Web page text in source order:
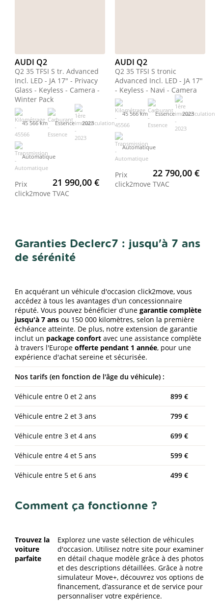
AUDI Q2
Q2 35 TFSI S tr. Advanced
Incl. LED - JA 17" - Privacy
Glass - Keyless - Camera -
Winter Pack
45 566 km Essence 2023
Automatique
Prix
click2move
21 990,00 €
TVAC
AUDI Q2
Q2 35 TFSI S tronic
Advanced Incl. LED - JA 17"
- Keyless - Navi - Camera
45 566 km Essence 2023
Automatique
Prix
click2move
22 790,00 €
TVAC
Garanties Declerc7 : jusqu'à 7 ans
de sérénité
En acquérant un véhicule d'occasion click2move, vous
accédez à tous les avantages d'un concessionnaire
réputé. Vous pouvez bénéficier d'une garantie complète
jusqu'à 7 ans ou 150 000 kilomètres, selon la première
échéance atteinte. De plus, notre extension de garantie
inclut un package confort avec une assistance complète
à travers l'Europe offerte pendant 1 année, pour une
expérience d'achat sereine et sécurisée.
Nos tarifs (en fonction de l'âge du véhicule) :
Véhicule entre 0 et 2 ans 899 €
Véhicule entre 2 et 3 ans 799 €
Véhicule entre 3 et 4 ans 699 €
Véhicule entre 4 et 5 ans 599 €
Véhicule entre 5 et 6 ans 499 €
Comment ça fonctionne ?
Trouvez la
voiture
parfaite
Explorez une vaste sélection de véhicules
d'occasion. Utilisez notre site pour examiner
en détail chaque modèle grâce à des photos
et des descriptions détaillées. Grâce à notre
simulateur Move+, découvrez vos options de
financement, d’assurance et de service pour
personnaliser votre expérience.